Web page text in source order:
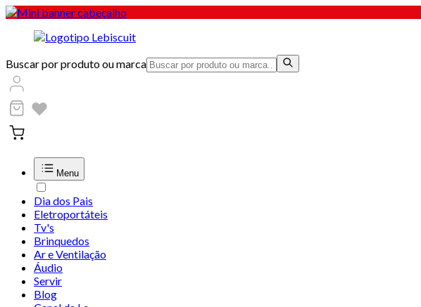
Buscar por produto ou marca
Menu
Dia dos Pais
Eletroportáteis
Tv's
Brinquedos
Ar e Ventilação
Áudio
Servir
Blog